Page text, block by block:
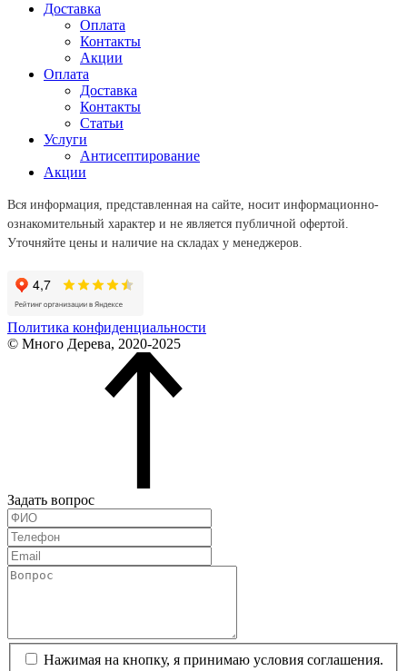
Доставка
Оплата
Контакты
Акции
Оплата
Доставка
Контакты
Статьи
Услуги
Антисептирование
Акции
Вся информация, представленная на сайте, носит информационно-
ознакомительный характер и не является публичной офертой.
Уточняйте цены и наличие на складах у менеджеров.
Политика конфиденциальности
© Много Дерева, 2020-2025
Задать вопрос
Нажимая на кнопку, я принимаю условия соглашения.